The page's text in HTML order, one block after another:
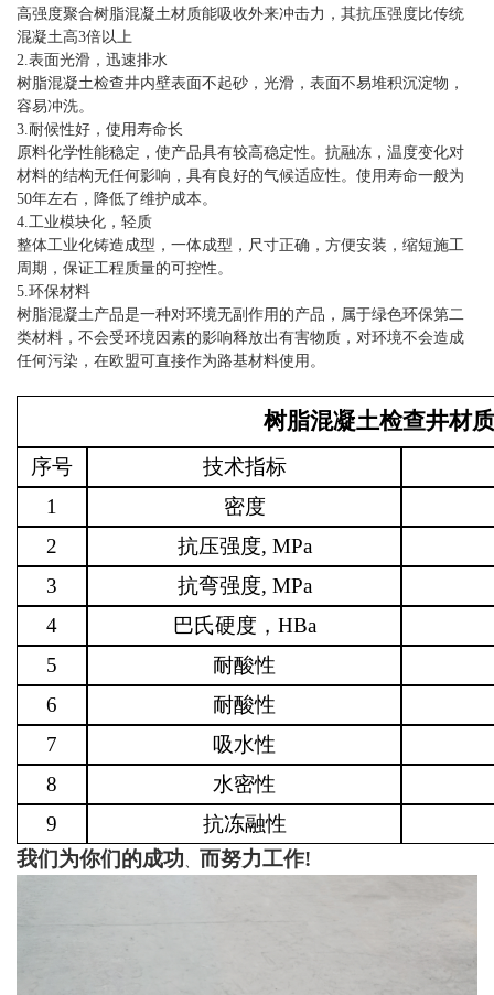
高强度聚合树脂混凝土材质能吸收外来冲击力，其抗压强度比传统
混凝土高3倍以上
2.表面光滑，迅速排水
树脂混凝土检查井内壁表面不起砂，光滑，表面不易堆积沉淀物，
容易冲洗。
3.耐候性好，使用寿命长
原料化学性能稳定，使产品具有较高稳定性。抗融冻，温度变化对
材料的结构无任何影响，具有良好的气候适应性。使用寿命一般为
50年左右，降低了维护成本。
4.工业模块化，轻质
整体工业化铸造成型，一体成型，尺寸正确，方便安装，缩短施工
周期，保证工程质量的可控性。
5.环保材料
树脂混凝土产品是一种对环境无副作用的产品，属于绿色环保第二
类材料，不会受环境因素的影响释放出有害物质，对环境不会造成
任何污染，在欧盟可直接作为路基材料使用。
树脂混凝土检查井材
序号
技术指标
1
密度
2
抗压强度, MPa
3
抗弯强度, MPa
4
巴氏硬度， HBa
5
耐酸性
6
耐酸性
7
吸水性
8
水密性
9
抗冻融性
我们为你们的成功、 而努力工作!